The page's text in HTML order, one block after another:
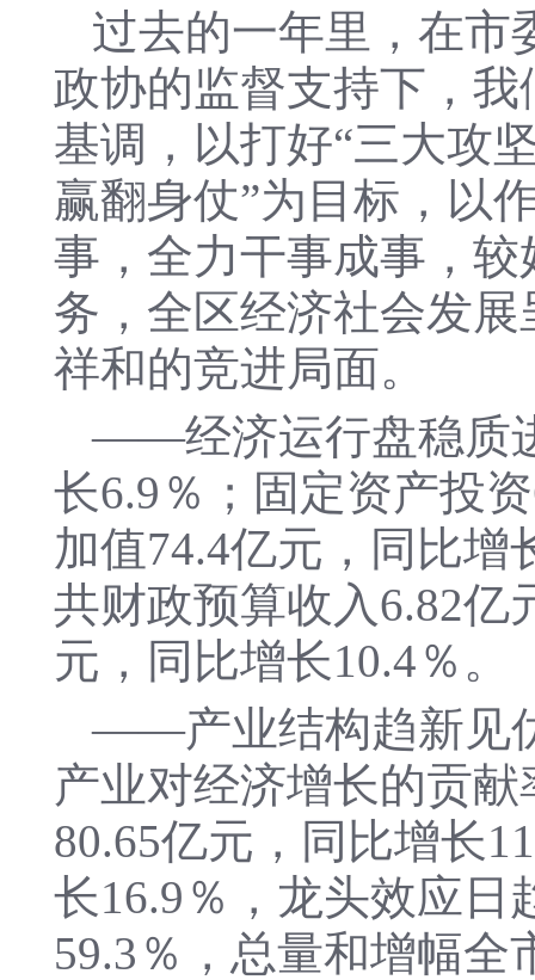
过去的一年里，在市
政协的监督支持下，
基调，以打好“三大攻
赢翻身仗”为目标，以
事，全力干事成事，
务，全区经济社会发
祥和的竞进局面。
——经济运行盘稳质
长6.9％；固定资产投
加值74.4亿元，同比增
共财政预算收入6.82亿
元，同比增长10.4％。
——产业结构趋新见
产业对经济增长的贡
80.65亿元，同比增长
长16.9％，龙头效应日
59.3％，总量和增幅